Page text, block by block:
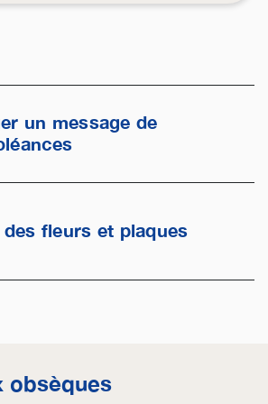
un message de
fleurs et plaques
obsèques